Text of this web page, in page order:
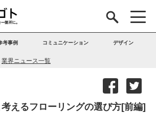
考事例 コミュニケーション デザイン
業界ニュース一覧
えるフローリングの選び方[前編]